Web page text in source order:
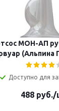
МОН-АП
(Альпина
Доступно для
488руб./